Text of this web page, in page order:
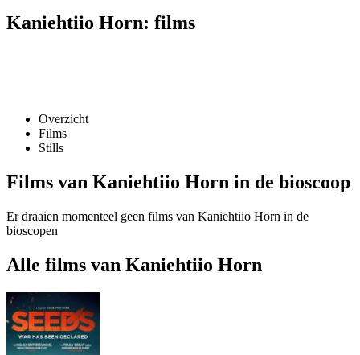
Kaniehtiio Horn: films
Overzicht
Films
Stills
Films van Kaniehtiio Horn in de bioscoop
Er draaien momenteel geen films van Kaniehtiio Horn in de
bioscopen
Alle films van Kaniehtiio Horn